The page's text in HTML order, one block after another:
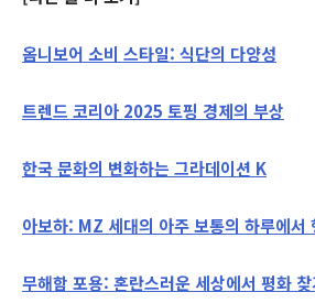
옴니보어 소비 스타일: 식단의 다양성
트렌드 코리아 2025 토핑 경제의 부상
한국 문화의 변화하는 그라데이션 K
아보하: MZ 세대의 아주 보통의 하루에서
무해함 포용: 혼란스러운 세상에서 평화 찾